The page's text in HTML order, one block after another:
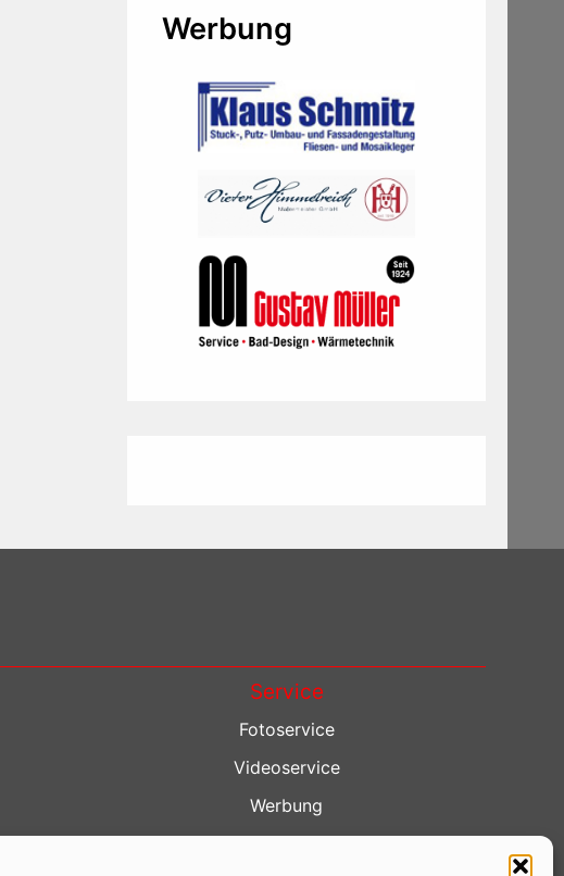
Werbung
Service
Fotoservice
Videoservice
Werbung